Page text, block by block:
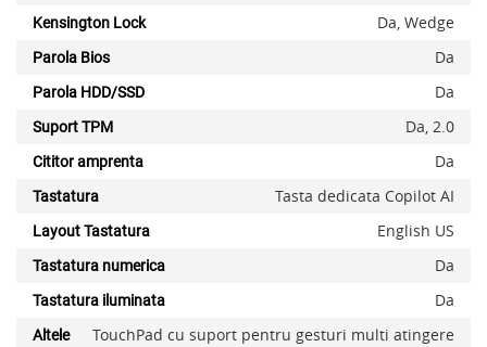
Kensington Lock Da, Wedge
Parola Bios Da
Parola HDD/SSD Da
Suport TPM Da, 2.0
Cititor amprenta Da
Tastatura Tasta dedicata Copilot AI
Layout Tastatura English US
Tastatura numerica Da
Tastatura iluminata Da
Altele TouchPad cu suport pentru gesturi multi atingere